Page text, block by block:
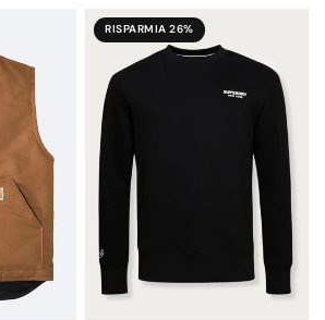
RISPARMIA 26%